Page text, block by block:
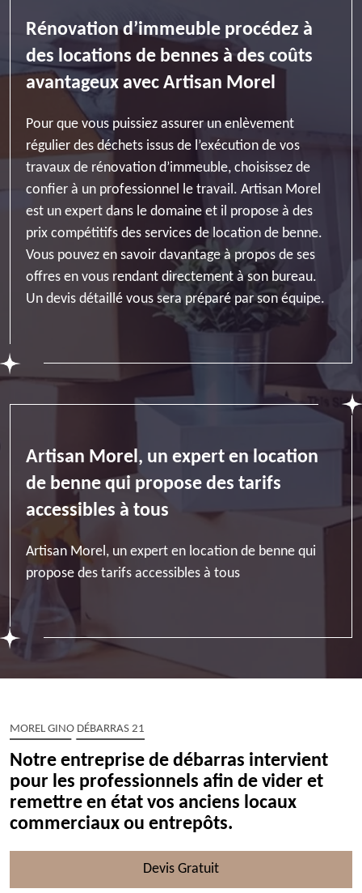
Rénovation d’immeuble procédez à
des locations de bennes à des coûts
avantageux avec Artisan Morel
Pour que vous puissiez assurer un enlèvement
régulier des déchets issus de l’exécution de vos
travaux de rénovation d’immeuble, choisissez de
confier à un professionnel le travail. Artisan Morel
est un expert dans le domaine et il propose à des
prix compétitifs des services de location de benne.
Vous pouvez en savoir davantage à propos de ses
offres en vous rendant directement à son bureau.
Un devis détaillé vous sera préparé par son équipe.
Artisan Morel, un expert en location
de benne qui propose des tarifs
accessibles à tous
Artisan Morel, un expert en location de benne qui
propose des tarifs accessibles à tous
MOREL GINO DÉBARRAS 21
Notre entreprise de débarras intervient
pour les professionnels afin de vider et
remettre en état vos anciens locaux
commerciaux ou entrepôts.
Devis Gratuit